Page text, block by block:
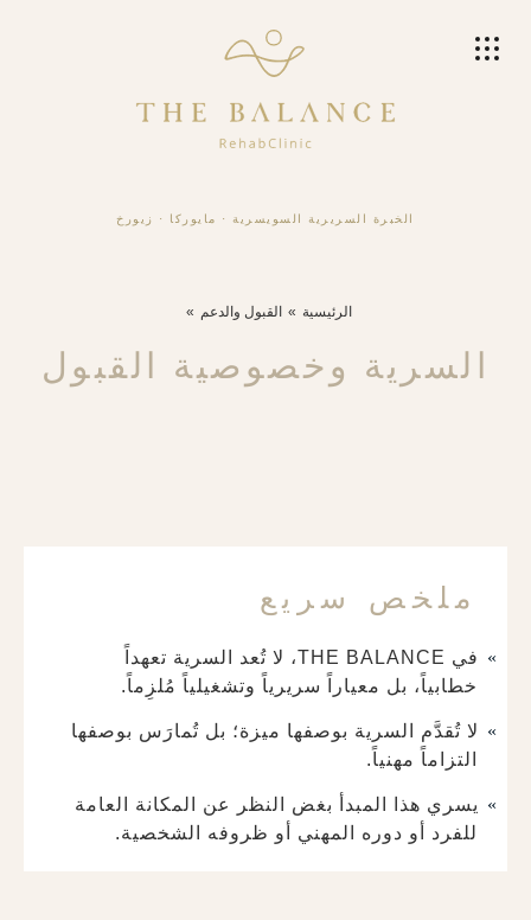
الخبرة السريرية السويسرية · مايوركا · زيورخ
الرئيسية القبول والدعم
السرية وخصوصية القبول
ملخص سريع
في THE BALANCE، لا تُعد السرية تعهداً
خطابياً، بل معياراً سريرياً وتشغيلياً مُلزِماً.
لا تُقدَّم السرية بوصفها ميزة؛ بل تُمارَس بوصفها
التزاماً مهنياً.
يسري هذا المبدأ بغض النظر عن المكانة العامة
للفرد أو دوره المهني أو ظروفه الشخصية.